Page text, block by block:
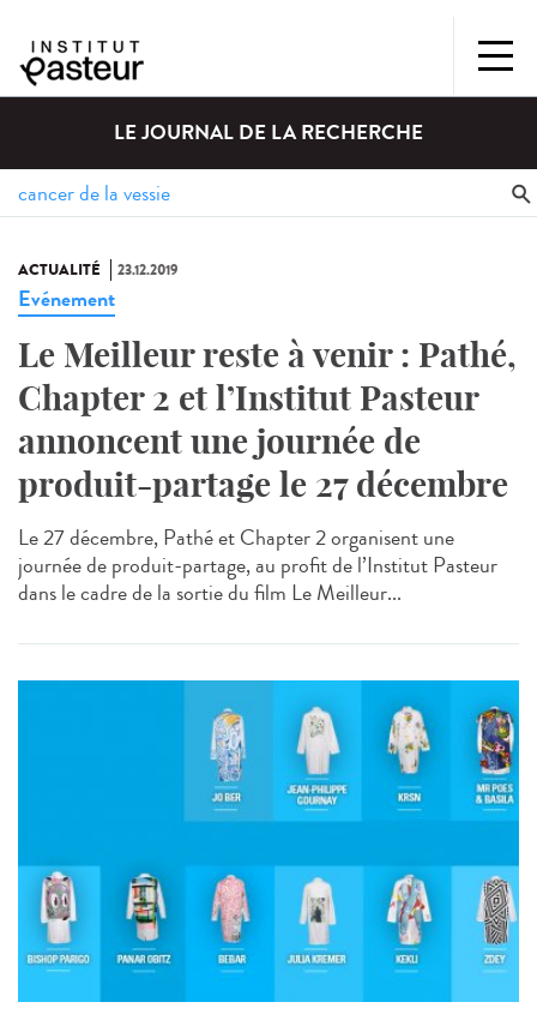
LE JOURNAL DE LA RECHERCHE
ACTUALITÉ 23.12.2019
Evénement
Le Meilleur reste à venir : Pathé,
Chapter 2 et l’Institut Pasteur
annoncent une journée de
produit-partage le 27 décembre
Le 27 décembre, Pathé et Chapter 2 organisent une
journée de produit-partage, au profit de l’Institut Pasteur
dans le cadre de la sortie du film Le Meilleur...